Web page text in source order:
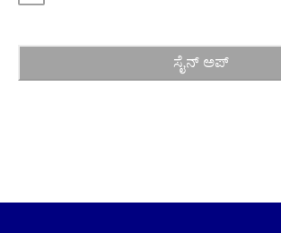
View a video (Clicking on the
considered as passing)
passing)
ಸೈನ್ ಅಪ್